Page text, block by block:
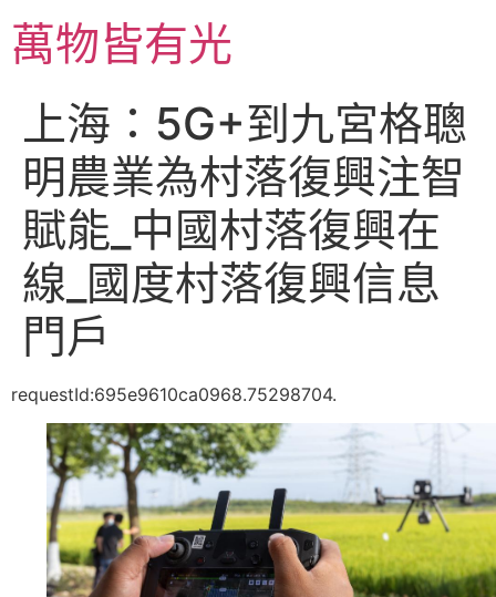
主萬物皆有光
上海：5G+到九宮格聰
明農業為村落復興注智
賦能_中國村落復興在
線_國度村落復興信息
門戶
requestId:695e9610ca0968.75298704.